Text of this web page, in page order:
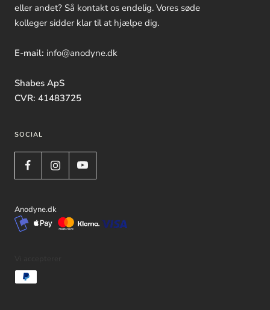
eller andet? Så kontakt os endelig. Vores søde
kolleger sidder klar til at hjælpe dig.
E-mail: info@anodyne.dk
Shabes ApS
CVR: 41483725
SOCIAL
Anodyne.dk